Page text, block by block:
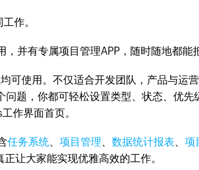
作。
有专属项目管理APP，随时随地都能
均可使用。不仅适合开发团队，产品与运
题，你都可轻松设置类型、状态、优
作界面首页。
任务系统、项目管理、数据统计报表、项
让大家能实现优雅高效的工作。